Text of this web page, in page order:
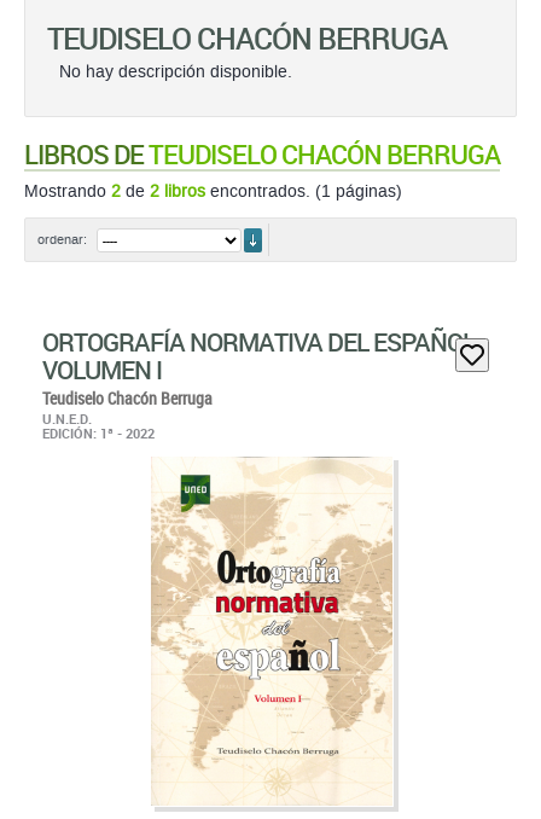
TEUDISELO CHACÓN BERRUGA
No hay descripción disponible.
LIBROS DETEUDISELO CHACÓN BERRUGA
Mostrando 2 de 2 libros encontrados. (1 páginas)
ordenar:
ORTOGRAFÍA NORMATIVA DEL ESPAÑOL
VOLUMEN I
Teudiselo Chacón Berruga
U.N.E.D.
EDICIÓN: 1ª - 2022